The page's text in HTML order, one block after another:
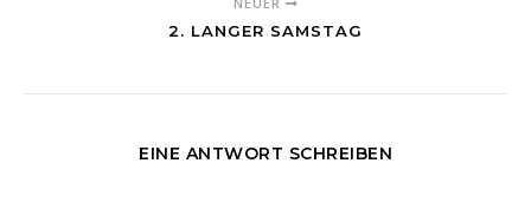
2. LANGER SAMSTAG
EINE ANTWORT SCHREIBEN